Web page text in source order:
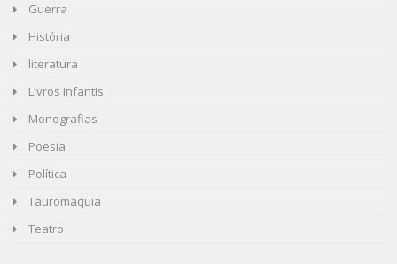
Guerra
História
literatura
Livros Infantis
Monografias
Poesia
Política
Tauromaquia
Teatro